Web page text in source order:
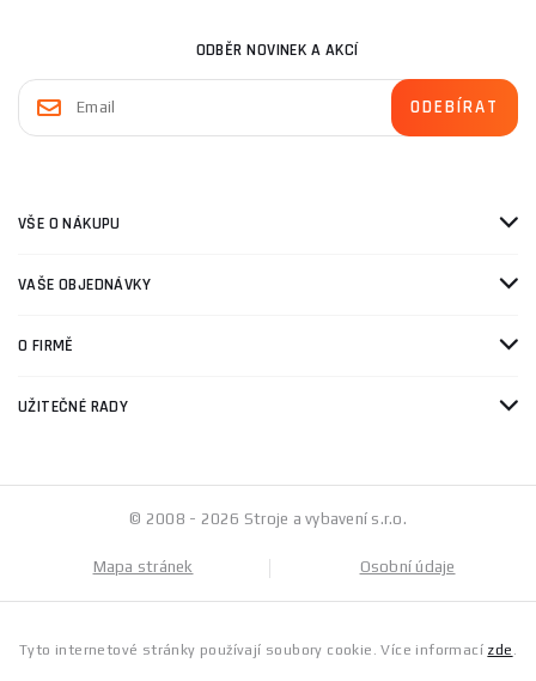
ODBĚR NOVINEK A AKCÍ
VŠE O NÁKUPU
VAŠE OBJEDNÁVKY
O FIRMĚ
UŽITEČNÉ RADY
© 2008 - 2026 Stroje a vybavení s.r.o.
Mapa stránek Osobní údaje
Tyto internetové stránky používají soubory cookie. Více informací zde .